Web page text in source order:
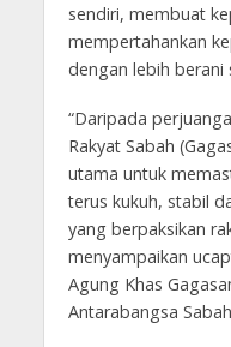
sendiri, membuat
mempertahankan
dengan lebih berani
“Daripada
Rakyat Sabah
utama untuk
terus kukuh, stabil
yang berpaksikan
menyampaikan
Agung Khas
Antarabangsa